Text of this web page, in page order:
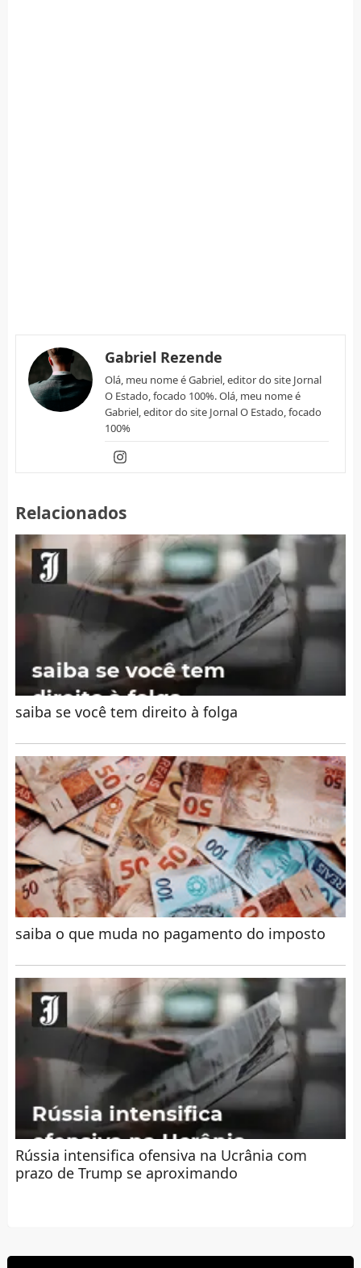
Gabriel Rezende
Olá, meu nome é Gabriel, editor do site Jornal
O Estado, focado 100%. Olá, meu nome é
Gabriel, editor do site Jornal O Estado, focado
100%
Relacionados
saiba se você tem direito à folga
saiba o que muda no pagamento do imposto
Rússia intensifica ofensiva na Ucrânia com
prazo de Trump se aproximando